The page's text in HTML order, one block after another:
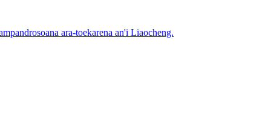
ara-toekarena an'i Liaocheng.